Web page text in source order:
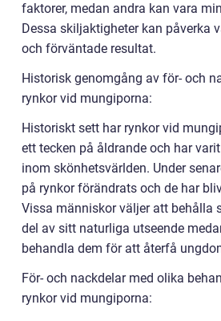
faktorer, medan andra kan vara
Dessa skiljaktigheter kan påverka
och förväntade resultat.
Historisk genomgång av för- och
rynkor vid mungiporna:
Historiskt sett har rynkor vid
ett tecken på åldrande och har
inom skönhetsvärlden. Under
på rynkor förändrats och de har
Vissa människor väljer att behålla
del av sitt naturliga utseende
behandla dem för att återfå
För- och nackdelar med olika
rynkor vid mungiporna: